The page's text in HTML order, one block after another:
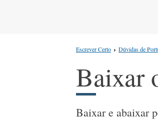
Escrever Certo Dúvidas de
Baixar
Baixar e abaixar